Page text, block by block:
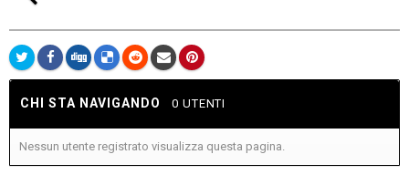
CHI STA NAVIGANDO 0 UTENTI
Nessun utente registrato visualizza questa pagina.